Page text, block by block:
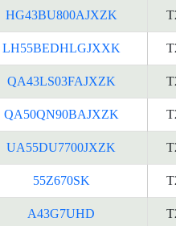
HG43BU800AJXZK
LH55BEDHLGJXXK
QA43LS03FAJXZK
QA50QN90BAJXZK
UA55DU7700JXZK
55Z670SK
A43G7UHD